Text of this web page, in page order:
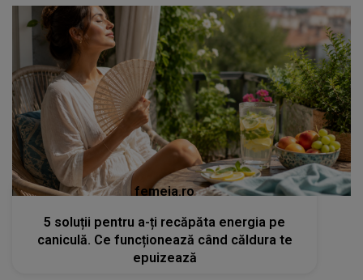
femeia.ro
5 soluții pentru a-ți recăpăta energia pe
caniculă. Ce funcționează când căldura te
epuizează